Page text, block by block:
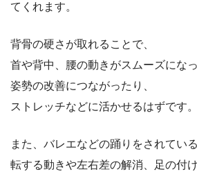
てくれます。
背骨の硬さが取れることで、
首や背中、腰の動きがスムーズになっ
姿勢の改善につながったり、
ストレッチなどに活かせるはずです。
また、バレエなどの踊りをされてい
転する動きや左右差の解消、足の付